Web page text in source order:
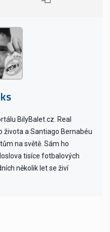
BilyBalet.cz. Real
života a Santiago Bernabéu
na světě. Sám ho
tisíce fotbalových
několik let se živí